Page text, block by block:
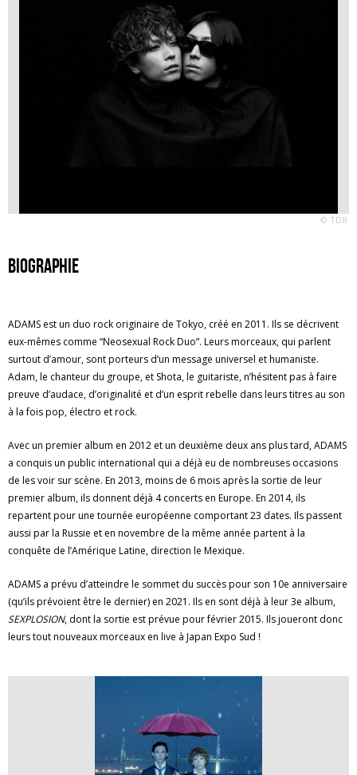
© TDR
Biographie
ADAMS est un duo rock originaire de Tokyo, créé en 2011. Ils se décrivent
eux-mêmes comme “Neosexual Rock Duo”. Leurs morceaux, qui parlent
surtout d’amour, sont porteurs d’un message universel et humaniste.
Adam, le chanteur du groupe, et Shota, le guitariste, n’hésitent pas à faire
preuve d’audace, d’originalité et d’un esprit rebelle dans leurs titres au son
à la fois pop, électro et rock.
Avec un premier album en 2012 et un deuxième deux ans plus tard, ADAMS
a conquis un public international qui a déjà eu de nombreuses occasions
de les voir sur scène. En 2013, moins de 6 mois après la sortie de leur
premier album, ils donnent déjà 4 concerts en Europe. En 2014, ils
repartent pour une tournée européenne comportant 23 dates. Ils passent
aussi par la Russie et en novembre de la même année partent à la
conquête de l’Amérique Latine, direction le Mexique.
ADAMS a prévu d’atteindre le sommet du succès pour son 10e anniversaire
(qu’ils prévoient être le dernier) en 2021. Ils en sont déjà à leur 3e album,
SEXPLOSION, dont la sortie est prévue pour février 2015. Ils joueront donc
leurs tout nouveaux morceaux en live à Japan Expo Sud !